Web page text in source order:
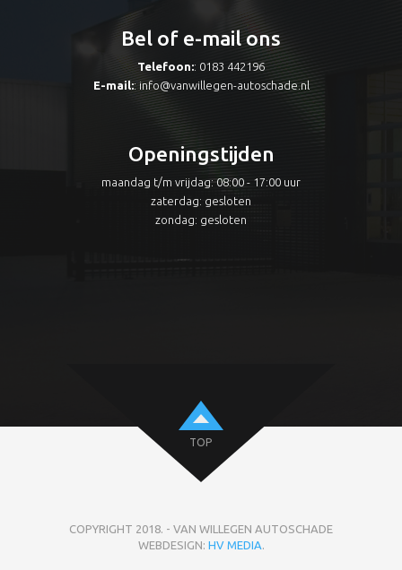
Bel of e-mail ons
Telefoon:: 0183 442196
E-mail:: info@vanwillegen-autoschade.nl
Openingstijden
maandag t/m vrijdag: 08:00 - 17:00 uur
zaterdag: gesloten
zondag: gesloten
TOP
COPYRIGHT 2018. - VAN WILLEGEN AUTOSCHADE
WEBDESIGN: HV MEDIA.